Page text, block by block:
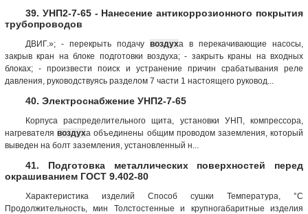
39. УНП2-7-65 - Нанесение антикоррозионного покрытия
трубопроводов
ДВИГ.»; - перекрыть подачу воздуха в перекачивающие насосы,
закрыв кран на блоке подготовки воздуха; - закрыть краны на входных
блоках; - произвести поиск и устранение причин срабатывания реле
давления, руководствуясь разделом 7 части 1 настоящего руковод...
40. Электроснабжение УНП2-7-65
Корпуса распределительного щита, установки УНП, компрессора,
нагревателявоздуха объединены общим проводом заземления, который
выведен на болт заземления, установленный н...
41. Подготовка металлических поверхностей перед
окрашиванием ГОСТ 9.402-80
Характеристика изделий Способ сушки Температура, °С
Продолжительность, мин Толстостенные и крупногабаритные изделия